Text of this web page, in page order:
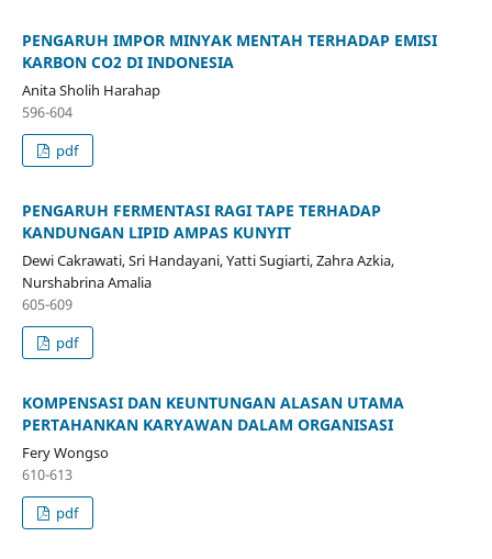
PENGARUH IMPOR MINYAK MENTAH TERHADAP EMISI
KARBON CO2 DI INDONESIA
Anita Sholih Harahap
596-604
pdf
PENGARUH FERMENTASI RAGI TAPE TERHADAP
KANDUNGAN LIPID AMPAS KUNYIT
Dewi Cakrawati, Sri Handayani, Yatti Sugiarti, Zahra Azkia,
Nurshabrina Amalia
605-609
pdf
KOMPENSASI DAN KEUNTUNGAN ALASAN UTAMA
PERTAHANKAN KARYAWAN DALAM ORGANISASI
Fery Wongso
610-613
pdf